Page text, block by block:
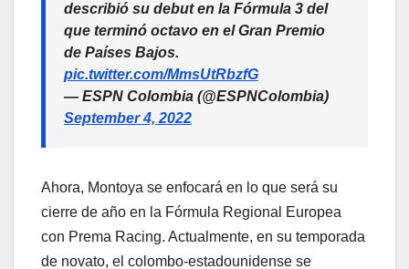
describió su debut en la Fórmula 3 del
que terminó octavo en el Gran Premio
de Países Bajos.
pic.twitter.com/MmsUtRbzfG
— ESPN Colombia (@ESPNColombia)
September 4, 2022
Ahora, Montoya se enfocará en lo que será su
cierre de año en la Fórmula Regional Europea
con Prema Racing. Actualmente, en su temporada
de novato, el colombo-estadounidense se